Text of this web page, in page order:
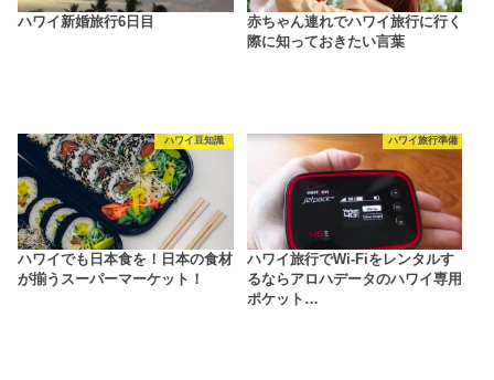
ハワイ新婚旅行6日目
赤ちゃん連れでハワイ旅行に行く
際に知っておきたい言葉
ハワイ豆知識
ハワイでも日本食を！日本の食材
が揃うスーパーマーケット！
ハワイ旅行準備
ハワイ旅行でWi-Fiをレンタルす
るならアロハデータのハワイ専用
ポケット…